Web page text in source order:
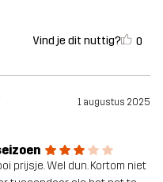
Vind je dit nuttig? 0
1 augustus 2025
prijsje. Wel dun. Kortom niet